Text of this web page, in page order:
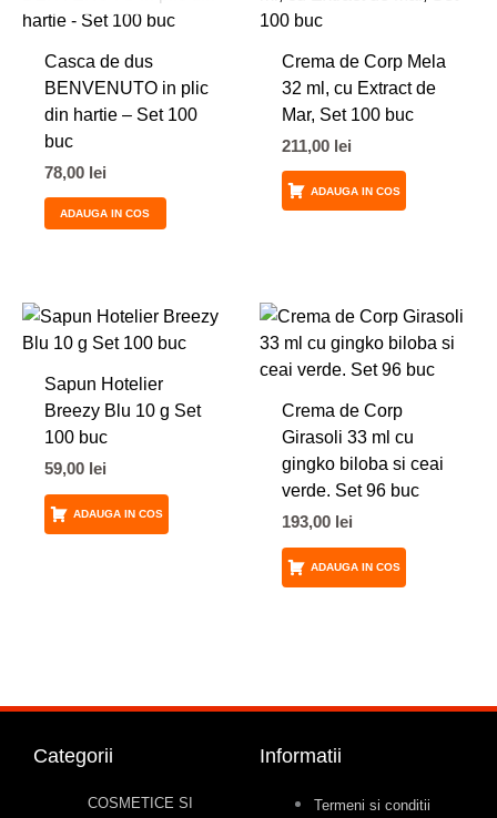
Casca de dus
BENVENUTO in plic
din hartie – Set 100
buc
78,00 lei
ADAUGA IN COS
Crema de Corp Mela
32 ml, cu Extract de
Mar, Set 100 buc
211,00 lei
ADAUGA IN COS
Sapun Hotelier
Breezy Blu 10 g Set
100 buc
59,00 lei
ADAUGA IN COS
Crema de Corp
Girasoli 33 ml cu
gingko biloba si ceai
verde. Set 96 buc
193,00 lei
ADAUGA IN COS
Categorii
COSMETICE SI
Informatii
Termeni si conditii